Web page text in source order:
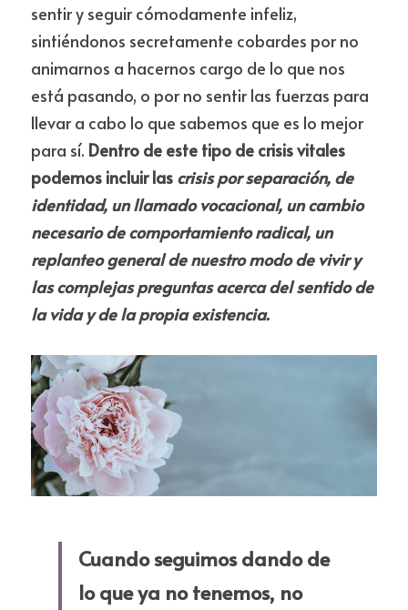
sentir y seguir cómodamente infeliz,
sintiéndonos secretamente cobardes por no
animarnos a hacernos cargo de lo que nos
está pasando, o por no sentir las fuerzas para
llevar a cabo lo que sabemos que es lo mejor
para sí. Dentro de este tipo de crisis vitales
podemos incluir las crisis por separación, de
identidad, un llamado vocacional, un cambio
necesario de comportamiento radical, un
replanteo general de nuestro modo de vivir y
las complejas preguntas acerca del sentido de
la vida y de la propia existencia.
Cuando seguimos dando de
lo que ya no tenemos, no